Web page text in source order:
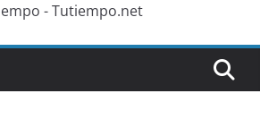
- Tutiempo.net